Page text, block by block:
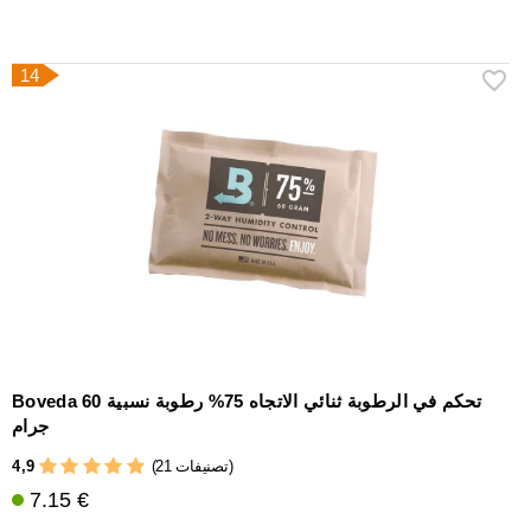
14
Boveda تحكم في الرطوبة ثنائي الاتجاه 75% رطوبة نسبية 60
جرام
4,9 (21 تصنيفات)
7.15 €